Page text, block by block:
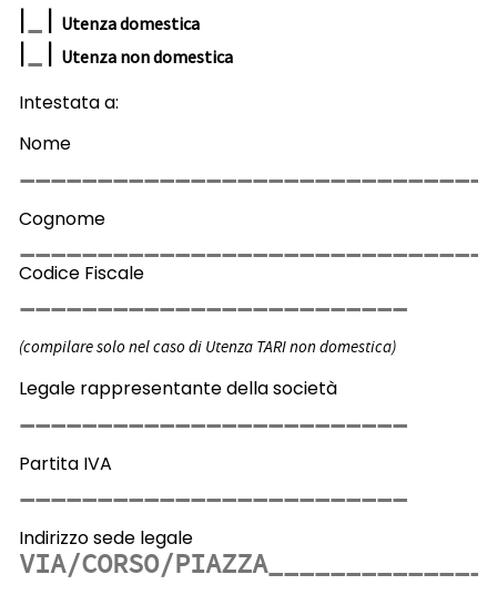
| | Utenza domestica
| | Utenza non domestica
Intestata a:
Nome
Cognome
Codice Fiscale
(compilare solo nel caso di Utenza TARI non domestica)
Legale rappresentante della società
Partita IVA
Indirizzo sede legale